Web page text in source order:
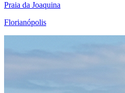
Praia da Joaquina
Florianópolis